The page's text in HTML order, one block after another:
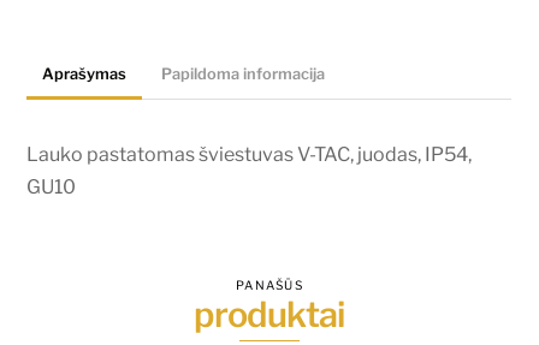
IP54,
Aprašymas Papildoma informacija
Lauko pastatomas šviestuvas V-TAC, juodas, IP54,
GU10
PANAŠŪS
produktai